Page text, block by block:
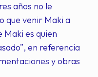
años no le
que venir Maki a
es quien
en referencia
y obras